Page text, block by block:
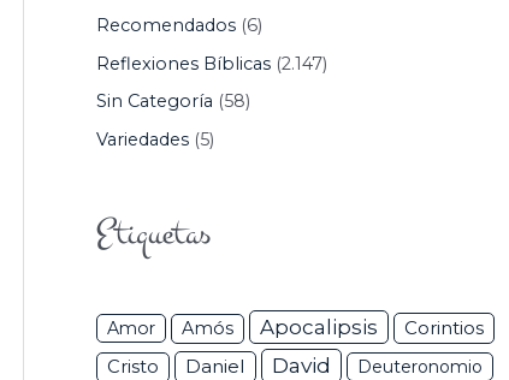
Recomendados(6)
Reflexiones Bíblicas(2.147)
Sin Categoría (58)
Variedades(5)
Etiquetas
Amor Amós Apocalipsis Corintios
Cristo Daniel David Deuteronomio